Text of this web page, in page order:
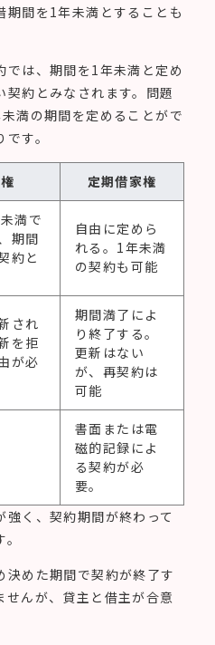
期間を1年未満とすることも
では、期間を1年未満と定め
約とみなされます。問題
満の期間を定めることがで
す。
定期借家権
満で
期間
約と
自由に定めら
れる。1年未満
の契約も可能
され
を拒
が必
期間満了によ
り終了する。
更新はない
が、再契約は
可能
書面または電
磁的記録によ
る契約が必
要。
く、契約期間が終わって
決めた期間で契約が終了す
んが、貸主と借主が合意